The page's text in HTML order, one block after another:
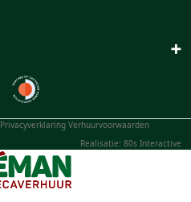
+
Privacyverklaring Verhuurvoorwaarden
Realisatie: 80s Interactive